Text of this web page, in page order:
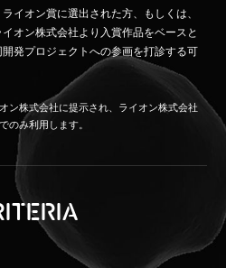
イオン賞に選出された方、もしくは、
オン株式会社より入賞作品をベースと
発プロジェクトへの参画を打診する可
ン株式会社に提示され、ライオン株式会社
のみ利用します。